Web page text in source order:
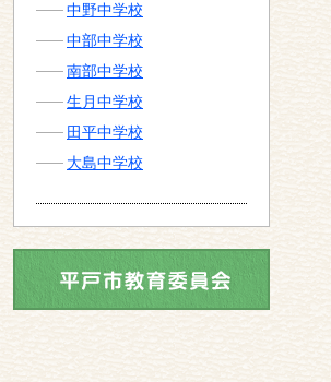
中野中学校
中部中学校
南部中学校
生月中学校
田平中学校
大島中学校